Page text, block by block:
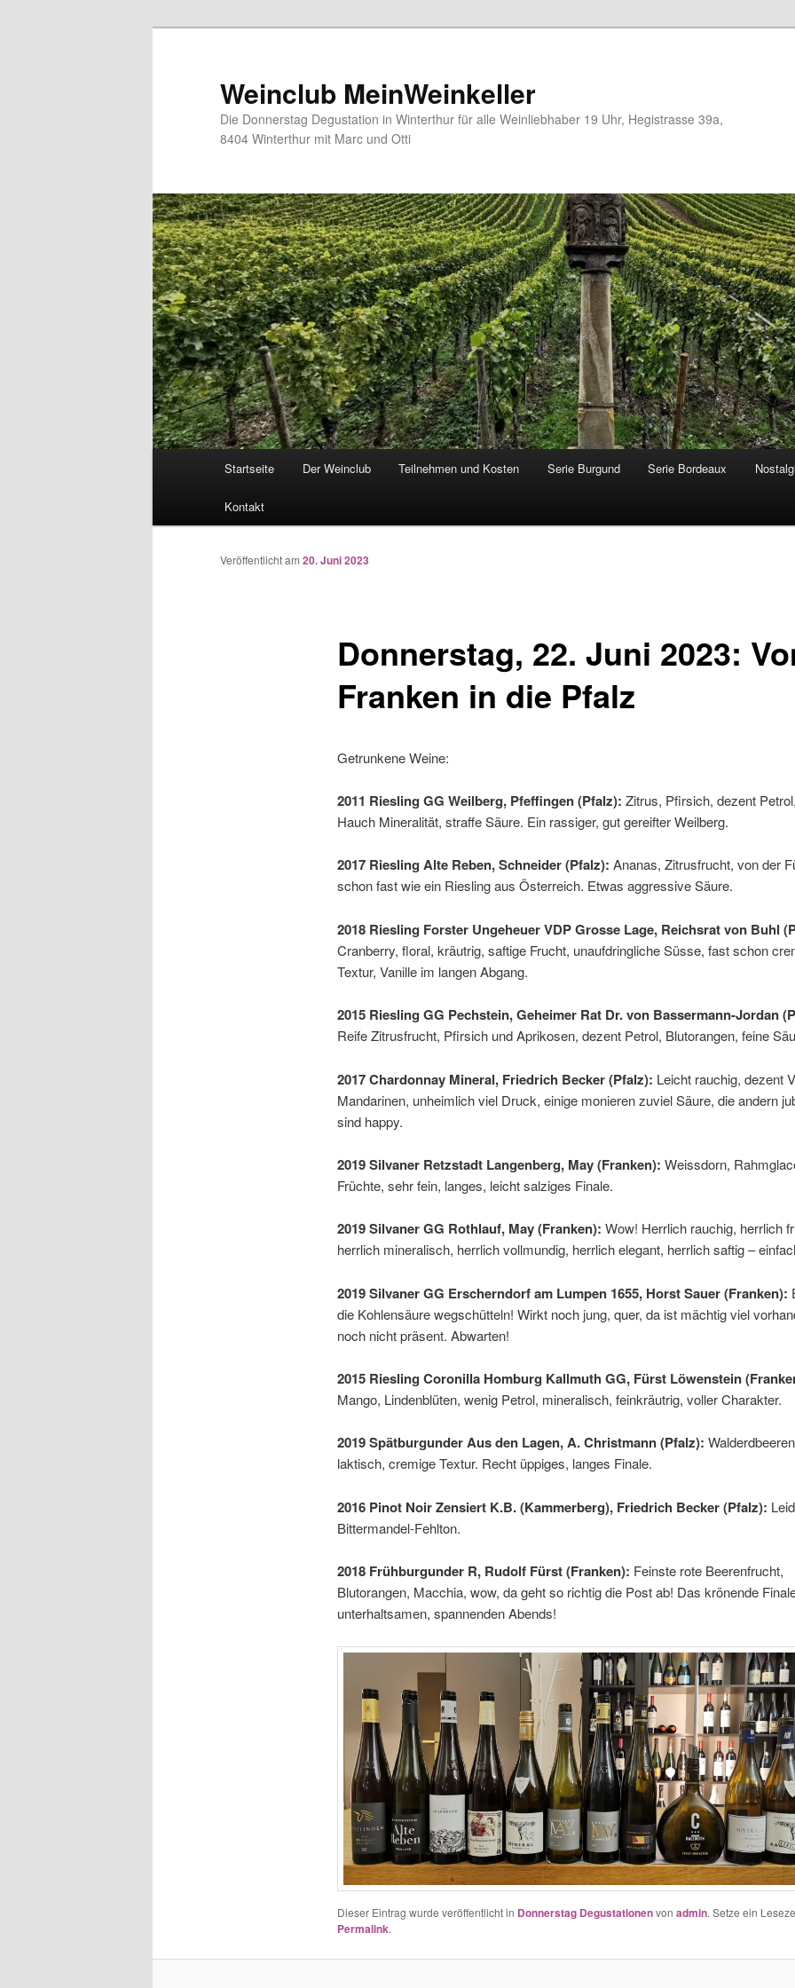
Weinclub MeinWeinkeller
Die Donnerstag Degustation in Winterthur für alle Weinliebhaber 19 Uhr, Hegistrasse 39a,
8404 Winterthur mit Marc und Otti
Startseite Der Weinclub Teilnehmen und Kosten Serie Burgund Serie Bordeaux
Kontakt
Donnerstag, 22. Juni 2023:
Franken in die Pfalz
Veröffentlicht am 20. Juni 2023
Getrunkene Weine:
2011 Riesling GG Weilberg, Pfeffingen (Pfalz): Zitrus, Pfirsich, dezent
Hauch Mineralität, straffe Säure. Ein rassiger, gut gereifter Weilberg.
2017 Riesling Alte Reben, Schneider (Pfalz): Ananas, Zitrusfrucht, von der
schon fast wie ein Riesling aus Österreich. Etwas aggressive Säure.
2018 Riesling Forster Ungeheuer VDP Grosse Lage, Reichsrat von Buhl
Cranberry, floral, kräutrig, saftige Frucht, unaufdringliche Süsse, fast schon
Textur, Vanille im langen Abgang.
2015 Riesling GG Pechstein, Geheimer Rat Dr. von Bassermann-Jordan
Reife Zitrusfrucht, Pfirsich und Aprikosen, dezent Petrol, Blutorangen, feine
2017 Chardonnay Mineral, Friedrich Becker (Pfalz): Leicht rauchig, dezent
Mandarinen, unheimlich viel Druck, einige monieren zuviel Säure, die andern
sind happy.
2019 Silvaner Retzstadt Langenberg, May (Franken): Weissdorn,
Früchte, sehr fein, langes, leicht salziges Finale.
2019 Silvaner GG Rothlauf, May (Franken): Wow! Herrlich rauchig, herrlich
herrlich mineralisch, herrlich vollmundig, herrlich elegant, herrlich saftig –
2019 Silvaner GG Erscherndorf am Lumpen 1655, Horst Sauer (Franken):
die Kohlensäure wegschütteln! Wirkt noch jung, quer, da ist mächtig viel
noch nicht präsent. Abwarten!
2015 Riesling Coronilla Homburg Kallmuth GG, Fürst Löwenstein
Mango, Lindenblüten, wenig Petrol, mineralisch, feinkräutrig, voller Charakter.
2019 Spätburgunder Aus den Lagen, A. Christmann (Pfalz):
laktisch, cremige Textur. Recht üppiges, langes Finale.
2016 Pinot Noir Zensiert K.B. (Kammerberg), Friedrich Becker (Pfalz):
Bittermandel-Fehlton.
2018 Frühburgunder R, Rudolf Fürst (Franken): Feinste rote Beerenfrucht,
Blutorangen, Macchia, wow, da geht so richtig die Post ab! Das krönende
unterhaltsamen, spannenden Abends!
Dieser Eintrag wurde veröffentlicht in Donnerstag Degustationenvon admin. Setze ein
Permalink.